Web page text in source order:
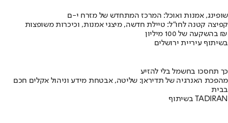
שופינג, אמנות ואוכל: המרכז המתחדש של מזרח י-ם
קפיצה קטנה לחו"ל: טיילת חדשה, מיצגי אמנות, וכיכרות משופצות
בהשקעה של 100 מיליון ₪
בשיתוף עיריית ירושלים
כך תחסכו בחשמל בלי להזיע
מהפכת האנרגיה של תדיראן: שליטה, אבטחת מידע וניהול אקלים חכם
בבית
בשיתוף TADIRAN